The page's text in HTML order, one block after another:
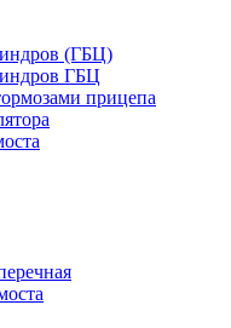
(ГБЦ)
ГБЦ
прицепа